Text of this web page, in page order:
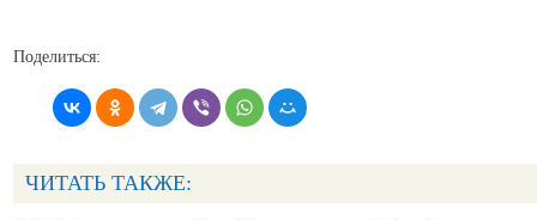
Поделиться:
ЧИТАТЬ ТАКЖЕ: